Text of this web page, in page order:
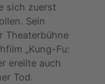
sich zuerst
Sein
Theaterbühne
„Kung-Fu:
ereilte auch
Tod.